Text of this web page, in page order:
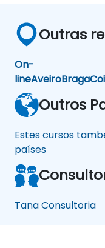
Outras
On-
lineAveiroBraga
Outros
Estes cursos
países
Tana Consultoria